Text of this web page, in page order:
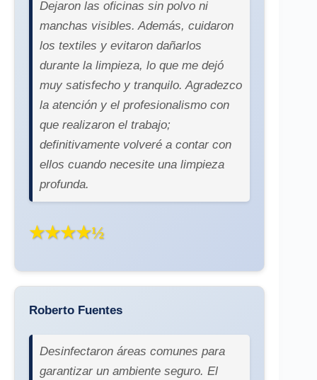
Dejaron las oficinas sin polvo ni
manchas visibles. Además, cuidaron
los textiles y evitaron dañarlos
durante la limpieza, lo que me dejó
muy satisfecho y tranquilo. Agradezco
la atención y el profesionalismo con
que realizaron el trabajo;
definitivamente volveré a contar con
ellos cuando necesite una limpieza
profunda.
★★★★½
Roberto Fuentes
Desinfectaron áreas comunes para
garantizar un ambiente seguro. El